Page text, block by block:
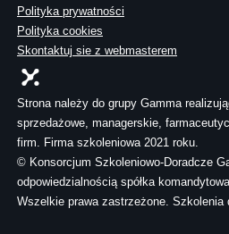
Polityka prywatności
Polityka cookies
Skontaktuj sie z webmasterem
Strona należy do grupy Gamma
sprzedażowe, managerskie,
firm. Firma szkoleniowa 2021 roku.
© Konsorcjum Szkoleniowo-Doradcze
odpowiedzialnością spółka komandytowa
Wszelkie prawa zastrzeżone. Szkolenia